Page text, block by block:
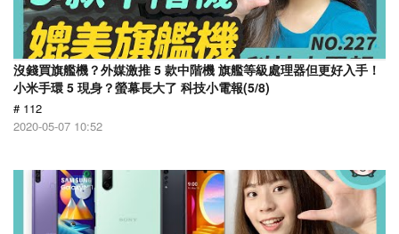
沒錢買旗艦機？外媒激推 5 款中階機 旗艦等級處理器但更好入手！
小米手環 5 現身？螢幕長大了 科技小電報(5/8)
# 112
2020-05-07 10:52